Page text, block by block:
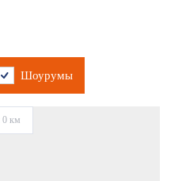
Шоурумы
0 км